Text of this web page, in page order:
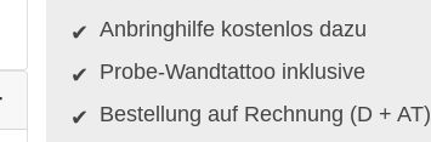
Anbringhilfe kostenlos dazu
Probe-Wandtattoo inklusive
Bestellung auf Rechnung (D + AT)